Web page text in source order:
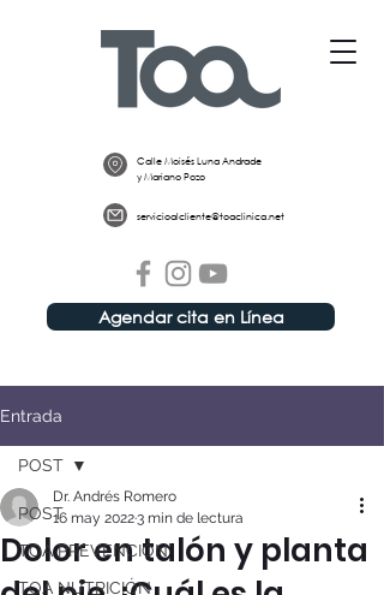
Calle Moisés Luna Andrade
y Mariano Pozo
servicioalcliente@toaclinica.net
Agendar cita en Línea
Entrada
POST
TOA PREVENCIÓN
TOA NUTRICIÓN
POST
Dolor en talón y planta
Dr. Andrés Romero
16 may 20223 min de lectura